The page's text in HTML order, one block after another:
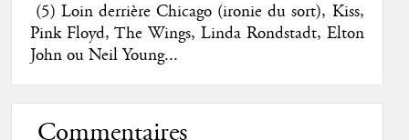
(5) Loin derrière Chicago (ironie du sort), Kiss,
Pink Floyd, The Wings, Linda Rondstadt, Elton
John ou Neil Young...